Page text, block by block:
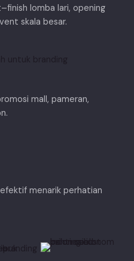
lomba lari, opening
skala besar.
mall, pameran,
menarik perhatian